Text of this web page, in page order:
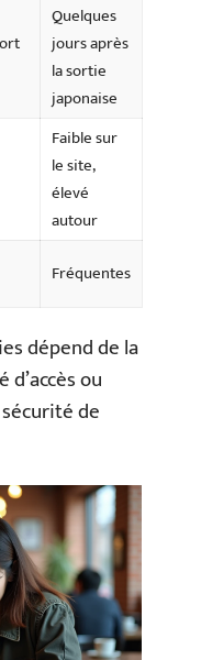
Quelques
jours après
la sortie
japonaise
Faible sur
le site,
élevé
autour
Fréquentes
dépend de la
ou
de